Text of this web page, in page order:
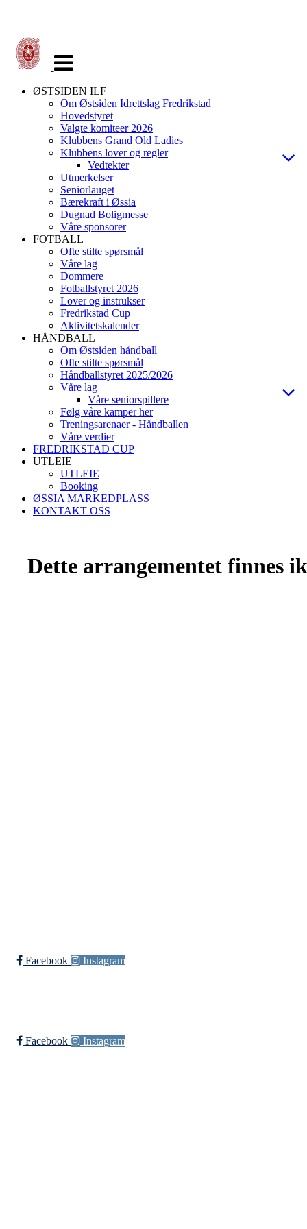
navigasjon
ØSTSIDEN ILF
Om Østsiden Idrettslag Fredrikstad
Hovedstyret
Valgte komiteer 2026
Klubbens Grand Old Ladies
Klubbens lover og regler
Vedtekter
Utmerkelser
Seniorlauget
Bærekraft i Øssia
Dugnad Boligmesse
Våre sponsorer
FOTBALL
Ofte stilte spørsmål
Våre lag
Dommere
Fotballstyret 2026
Lover og instrukser
Fredrikstad Cup
Aktivitetskalender
HÅNDBALL
Om Østsiden håndball
Ofte stilte spørsmål
Håndballstyret 2025/2026
Våre lag
Våre seniorspillere
Følg våre kamper her
Treningsarenaer - Håndballen
Våre verdier
FREDRIKSTAD CUP
UTLEIE
UTLEIE
Booking
ØSSIA MARKEDPLASS
KONTAKT OSS
Dette arrangementet finnes
Facebook Instagram
Facebook Instagram